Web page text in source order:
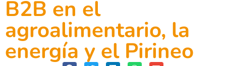
B2B en el
agroalimentario, la
energía y el Pirineo